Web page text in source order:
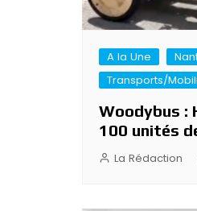
A la Une
Transports/
Woodybus :
100 unités
La Rédaction